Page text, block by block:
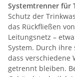
Systemtrenner für
Schutz der
das Rückfließen
Leitungsnetz –
System. Durch
dass verschiedene
getrennt bleiben.